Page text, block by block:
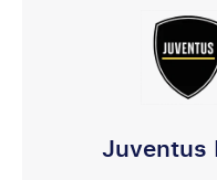
Juventus